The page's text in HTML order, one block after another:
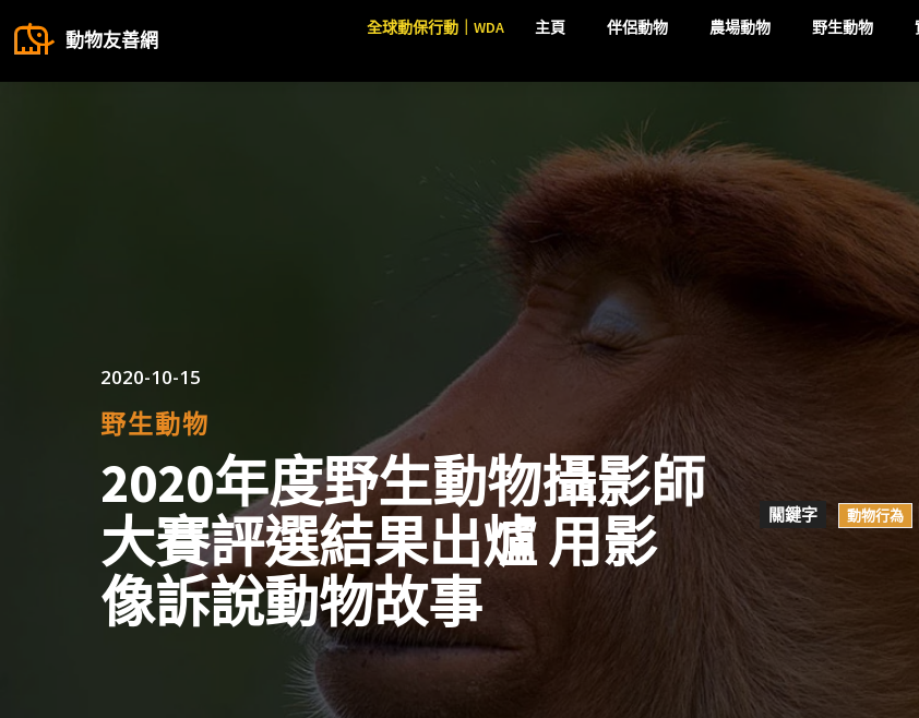
動物友善網
全球動保行動｜WDA 主頁 伴侶動物 農場動物 野生動物
2020-10-15
野生動物
2020年度野生動物攝影師
大賽評選結果出爐 用影
像訴說動物故事
關鍵字 動物行為